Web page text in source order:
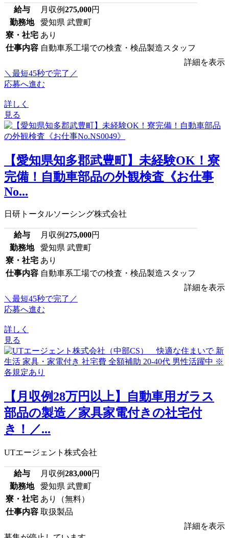
給与 月収例275,000円
勤務地
愛知県 武豊町
寮・社宅 あり
仕事内容 自動車系工場での検査・検品製造スタッフ
詳細を表示
＼最短45秒で完了／
応募へ進む
詳しく
見る
【愛知県知多郡武豊町】未経験OK！寮
完備！自動車部品の外観検査《お仕事
No...
日研トータルソーシング株式会社
給与 月収例275,000円
勤務地
愛知県 武豊町
寮・社宅 あり
仕事内容 自動車系工場での検査・検品製造スタッフ
詳細を表示
＼最短45秒で完了／
応募へ進む
詳しく
見る
【月収例28万円以上】自動車用ガラス
部品の製造／家具家電付きの社宅付
き！／...
UTエージェント株式会社
給与 月収例283,000円
勤務地
愛知県 武豊町
寮・社宅 あり（無料）
仕事内容 取扱製品
詳細を表示